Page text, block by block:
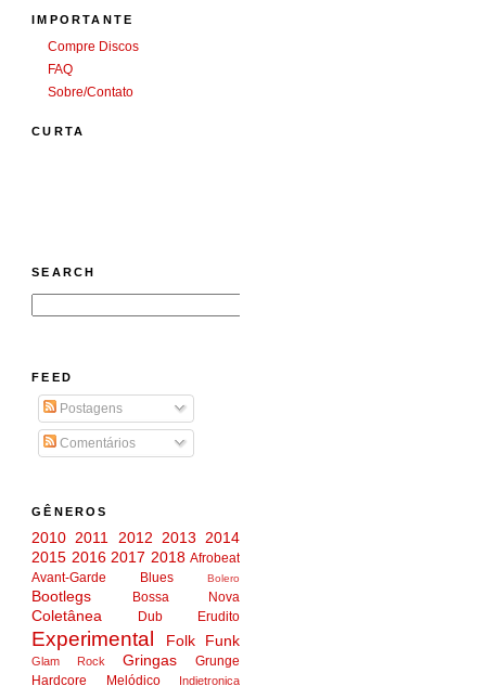
IMPORTANTE
Compre Discos
FAQ
Sobre/Contato
CURTA
SEARCH
FEED
Postagens
Comentários
GÊNEROS
2010 2011 2012 2013 2014
2015 2016 2017 2018 Afrobeat
Avant-Garde
Blues Bolero
Bootlegs Bossa Nova
Coletânea Dub Erudito
Experimental Folk Funk
Glam Rock Gringas
Grunge
Hardcore Melódico
Indietronica